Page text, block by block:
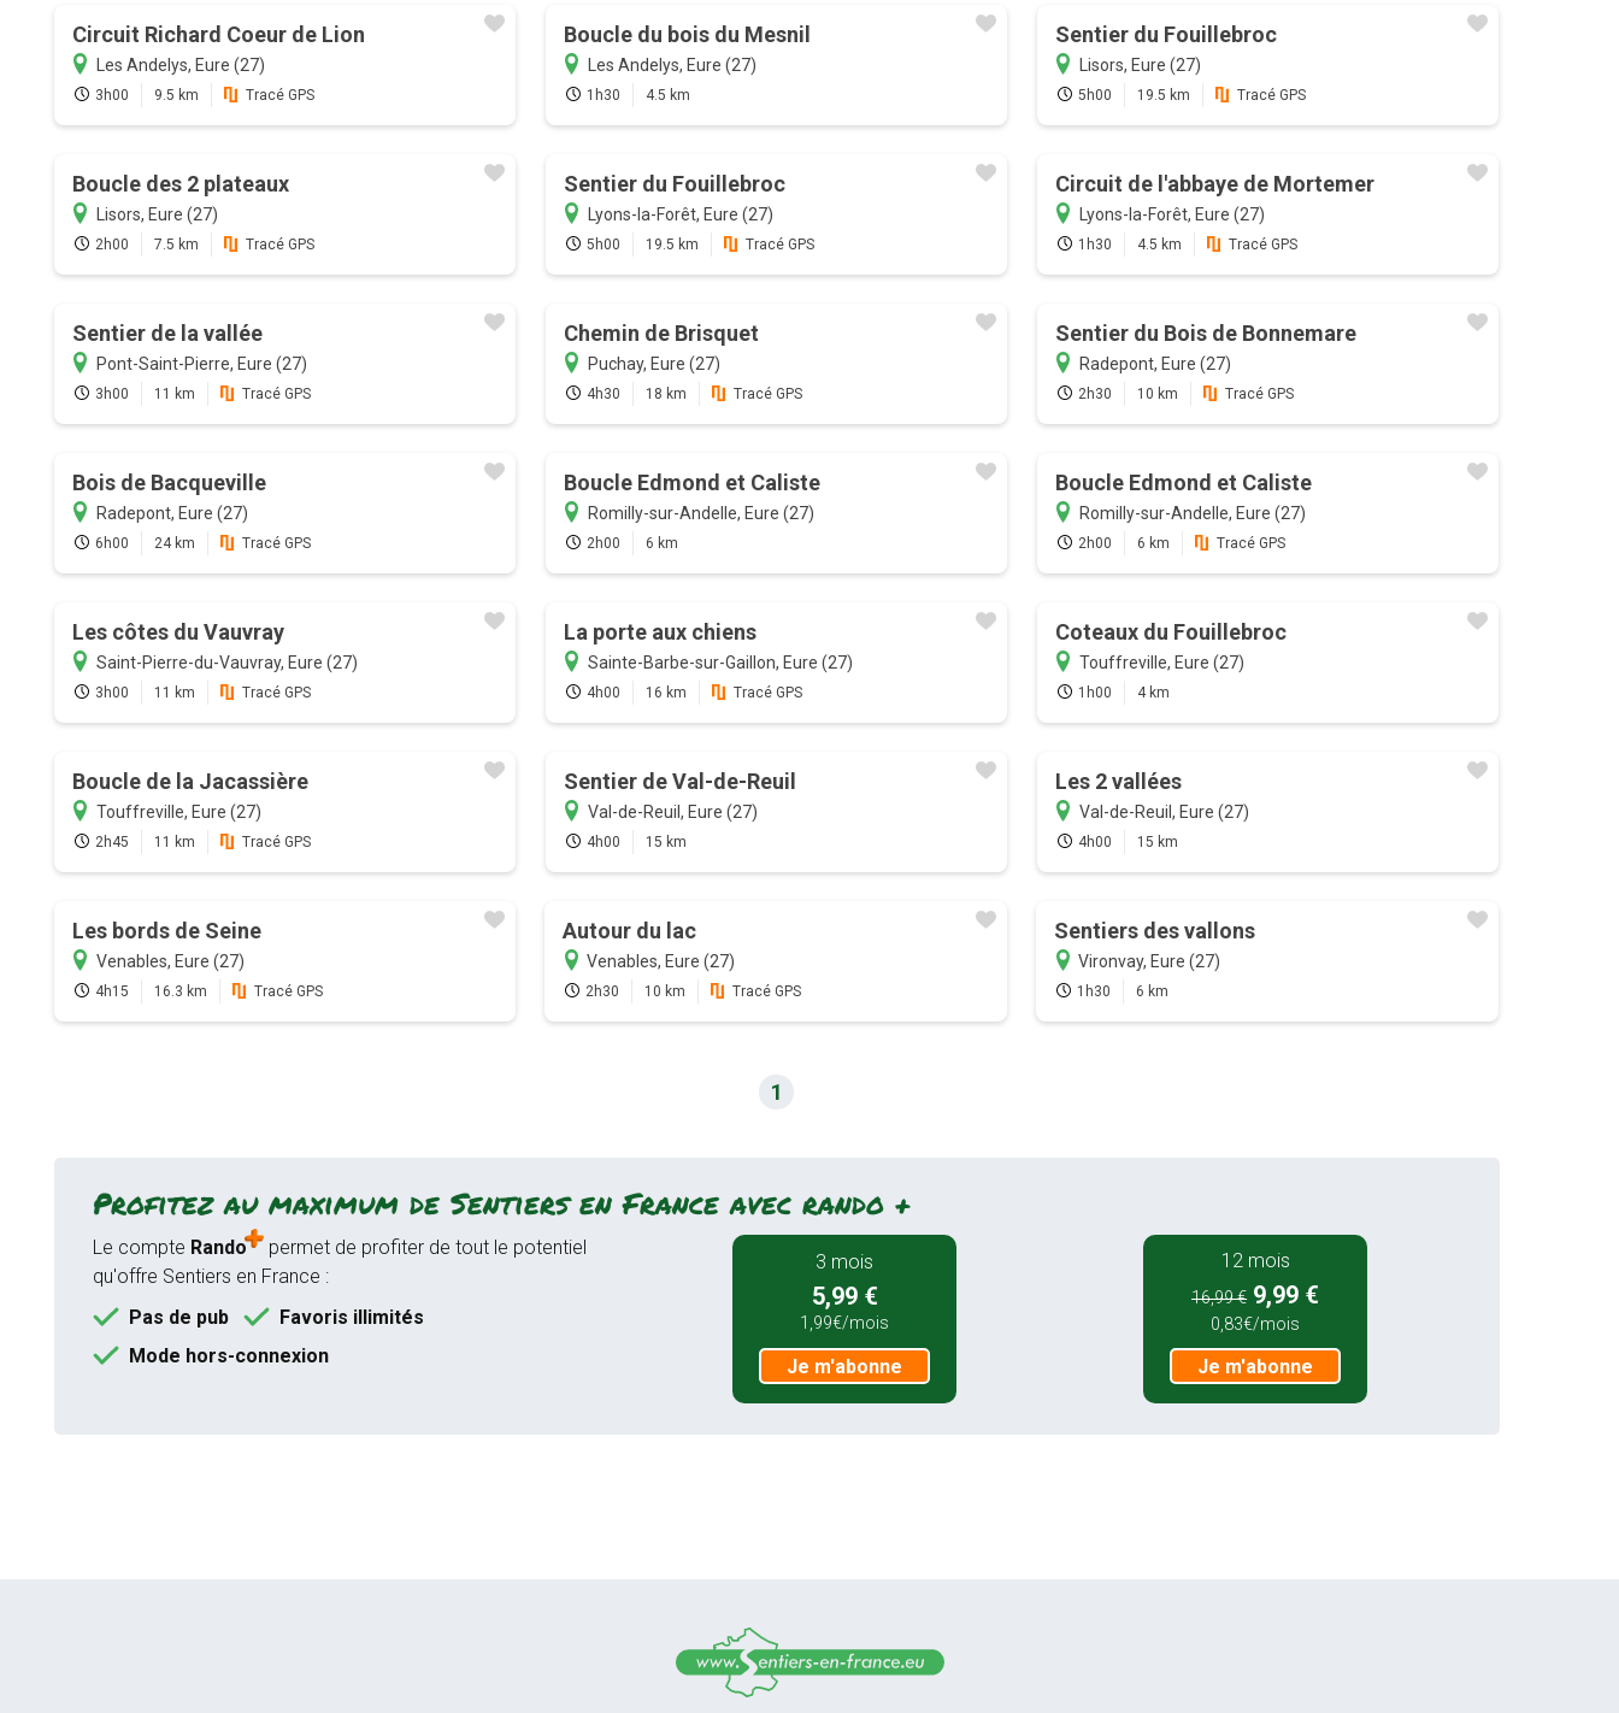
Circuit Richard Coeur de Lion
Les Andelys, Eure (27)
3h00 9.5 km Tracé GPS
Boucle du bois du Mesnil
Les Andelys, Eure (27)
1h30 4.5 km
Sentier du Fouillebroc
Lisors, Eure (27)
5h00 19.5 km Tracé GPS
Boucle des 2 plateaux
Lisors, Eure (27)
2h00 7.5 km Tracé GPS
Sentier du Fouillebroc
Lyons-la-Forêt, Eure (27)
5h00 19.5 km Tracé GPS
Circuit de l'abbaye de Mortemer
Lyons-la-Forêt, Eure (27)
1h30 4.5 km Tracé GPS
Sentier de la vallée
Pont-Saint-Pierre, Eure (27)
3h00 11 km Tracé GPS
Chemin de Brisquet
Puchay, Eure (27)
4h30 18 km Tracé GPS
Sentier du Bois de Bonnemare
Radepont, Eure (27)
2h30 10 km Tracé GPS
Bois de Bacqueville
Radepont, Eure (27)
6h00 24 km Tracé GPS
Boucle Edmond et Caliste
Romilly-sur-Andelle, Eure (27)
2h00 6 km
Boucle Edmond et Caliste
Romilly-sur-Andelle, Eure (27)
2h00 6 km Tracé GPS
Les côtes du Vauvray
Saint-Pierre-du-Vauvray, Eure (27)
3h00 11 km Tracé GPS
La porte aux chiens
Sainte-Barbe-sur-Gaillon, Eure (27)
4h00 16 km Tracé GPS
Coteaux du Fouillebroc
Touffreville, Eure (27)
1h00 4 km
Boucle de la Jacassière
Touffreville, Eure (27)
2h45 11 km Tracé GPS
Sentier de Val-de-Reuil
Val-de-Reuil, Eure (27)
4h00 15 km
Les 2 vallées
Val-de-Reuil, Eure (27)
4h00 15 km
Les bords de Seine
Venables, Eure (27)
4h15 16.3 km Tracé GPS
Autour du lac
Venables, Eure (27)
2h30 10 km Tracé GPS
Sentiers des vallons
Vironvay, Eure (27)
1h30 6 km
1
Profitez au maximum de Sentiers en France avec rando +
Le compte Rando
permet de profiter de tout le potentiel
qu'offre Sentiers en France :
Pas de pub
Favoris illimités
Mode hors-connexion
3 mois
5,99 €
1,99€/mois
Je m'abonne
12 mois
16,99 € 9,99 €
0,83€/mois
Je m'abonne